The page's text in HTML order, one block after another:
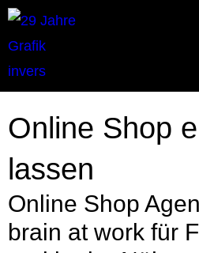
Online Shop
lassen
Online Shop
brain at work für